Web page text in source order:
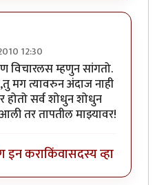
12:30
काय ते सांगना.byवेताळ
विचारलस म्हणुन सांगतो.
मग त्यावरुन अंदाज नाही
सर्व शोधुन शोधुन
तर तापतील माझ्यावर!
इन कराकिंवासदस्य व्हा